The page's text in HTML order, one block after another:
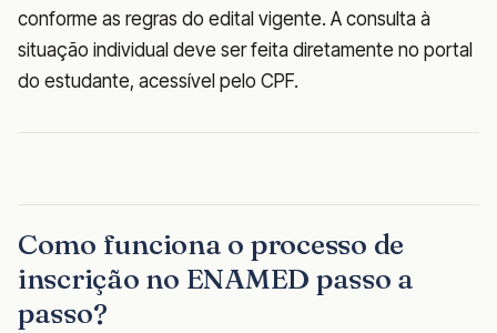
conforme as regras do edital vigente. A consulta à
situação individual deve ser feita diretamente no portal
do estudante, acessível pelo CPF.
Como funciona o processo de
inscrição no ENAMED passo a
passo?